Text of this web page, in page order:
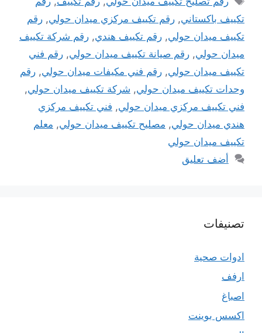
تكييف باكستاني, رقم تكييف مركزي ميدان حولي, رقم
تكييف ميدان حولي, رقم تكييف هندي, رقم شركة تكييف
ميدان حولي, رقم صيانة تكييف ميدان حولي, رقم فني
تكييف ميدان حولي, رقم فني مكيفات ميدان حولي, رقم
وحدات تكييف ميدان حولي, شركة تكييف ميدان حولي,
فني تكييف مركزي ميدان حولي, فني تكييف مركزي
هندي ميدان حولي, مصليح تكييف ميدان حولي, معلم
تكييف ميدان حولي
أضف تعليق
تصنيفات
ادوات صحية
ارفف
اصباغ
اكسس بوينت